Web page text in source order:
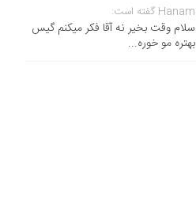
Hanam گفته است:
سلام وقت بخیر نه آقا فکر میکنم گیس
بهتره مو خوره...